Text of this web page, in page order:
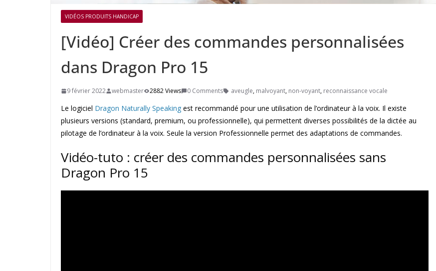
VIDÉOS PRODUITS HANDICAP
[Vidéo] Créer des commandes personnalisées
dans Dragon Pro 15
9 février 2022 webmaster 2882 Views 0 Comments aveugle, malvoyant, non-voyant, reconnaissance vocale
Le logiciel Dragon Naturally Speaking est recommandé pour une utilisation de l’ordinateur à la voix. Il existe
plusieurs versions (standard, premium, ou professionnelle), qui permettent diverses possibilités de la dictée au
pilotage de l’ordinateur à la voix. Seule la version Professionnelle permet des adaptations de commandes.
Vidéo-tuto : créer des commandes personnalisées sans
Dragon Pro 15